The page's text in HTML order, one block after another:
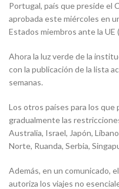
Portugal, país que preside el
aprobada este miércoles en
Estados miembros ante la UE
Ahora la luz verde de la
con la publicación de la lista
semanas.
Los otros países para los que
gradualmente las
Australia, Israel, Japón,
Norte, Ruanda, Serbia,
Además, en un comunicado,
autoriza los viajes no